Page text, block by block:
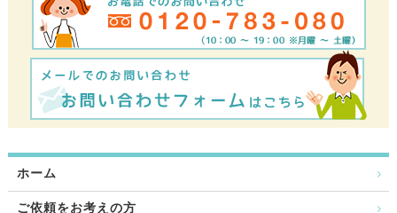
ホーム
ご依頼をお考えの方